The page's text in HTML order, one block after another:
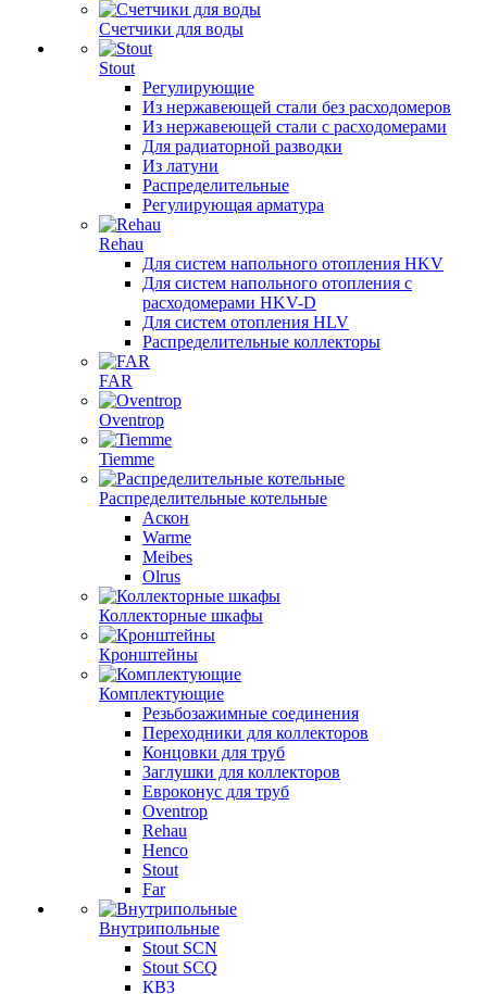
Счетчики для воды
Stout
Регулирующие
Из нержавеющей стали без расходомеров
Из нержавеющей стали с расходомерами
Для радиаторной разводки
Из латуни
Распределительные
Регулирующая арматура
Rehau
Для систем напольного отопления HKV
Для систем напольного отопления с
расходомерами HKV-D
Для систем отопления HLV
Распределительные коллекторы
FAR
Oventrop
Tiemme
Распределительные котельные
Аскон
Warme
Meibes
Olrus
Коллекторные шкафы
Кронштейны
Комплектующие
Резьбозажимные соединения
Переходники для коллекторов
Концовки для труб
Заглушки для коллекторов
Евроконус для труб
Oventrop
Rehau
Henco
Stout
Far
Внутрипольные
Stout SCN
Stout SCQ
КВЗ